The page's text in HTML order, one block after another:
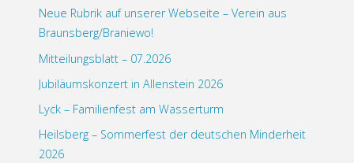
Neue Rubrik auf unserer Webseite – Verein aus
Braunsberg/Braniewo!
Mitteilungsblatt – 07.2026
Jubiläumskonzert in Allenstein 2026
Lyck – Familienfest am Wasserturm
Heilsberg – Sommerfest der deutschen Minderheit
2026